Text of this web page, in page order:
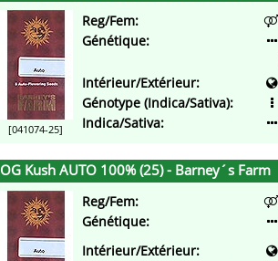
[041074-25]
Reg/Fem:
Génétique:
Intérieur/Extérieur:
Génotype (Indica/Sativa):
Indica/Sativa:
OG Kush AUTO 100% (25) - Barney´s Farm
Reg/Fem:
Génétique:
Intérieur/Extérieur: